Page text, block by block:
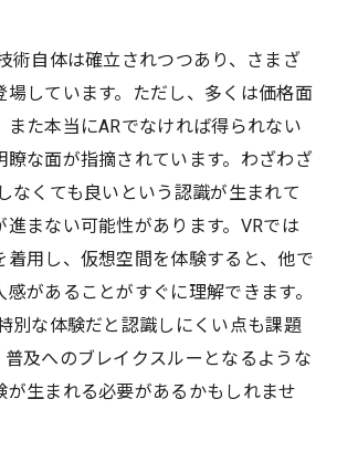
術自体は確立されつつあり、さまざ
場しています。ただし、多くは価格面
また本当にARでなければ得られない
瞭な面が指摘されています。わざわざ
なくても良いという認識が生まれて
進まない可能性があります。VRでは
着用し、仮想空間を体験すると、他で
があることがすぐに理解できます。
別な体験だと認識しにくい点も課題
普及へのブレイクスルーとなるような
が生まれる必要があるかもしれませ